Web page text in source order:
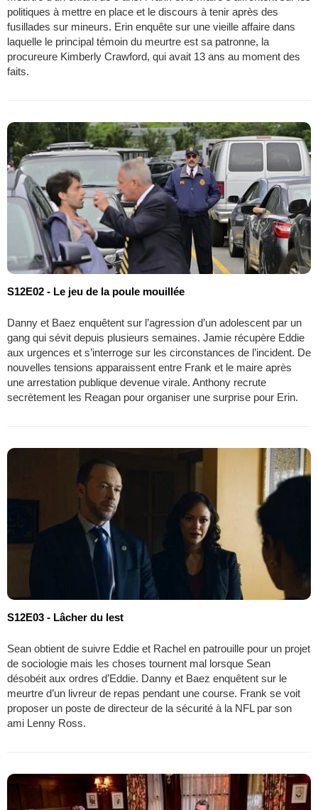
politiques à mettre en place et le discours à tenir après des
fusillades sur mineurs. Erin enquête sur une vieille affaire dans
laquelle le principal témoin du meurtre est sa patronne, la
procureure Kimberly Crawford, qui avait 13 ans au moment des
faits.
S12E02 - Le jeu de la poule mouillée
Danny et Baez enquêtent sur l’agression d’un adolescent par un
gang qui sévit depuis plusieurs semaines. Jamie récupère Eddie
aux urgences et s’interroge sur les circonstances de l’incident. De
nouvelles tensions apparaissent entre Frank et le maire après
une arrestation publique devenue virale. Anthony recrute
secrètement les Reagan pour organiser une surprise pour Erin.
S12E03 - Lâcher du lest
Sean obtient de suivre Eddie et Rachel en patrouille pour un projet
de sociologie mais les choses tournent mal lorsque Sean
désobéit aux ordres d’Eddie. Danny et Baez enquêtent sur le
meurtre d’un livreur de repas pendant une course. Frank se voit
proposer un poste de directeur de la sécurité à la NFL par son
ami Lenny Ross.